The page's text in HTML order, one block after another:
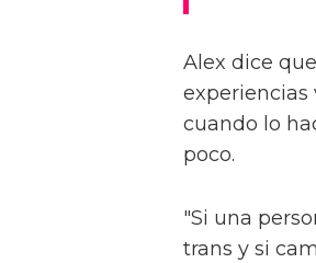
Alex dice
experiencias
cuando lo
poco.
"Si una
trans y si